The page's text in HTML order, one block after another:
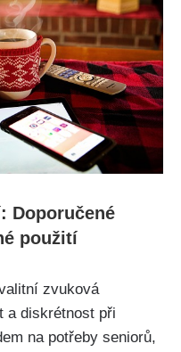
Doporučené
použití
zvuková
a diskrétnost při
na potřeby seniorů,